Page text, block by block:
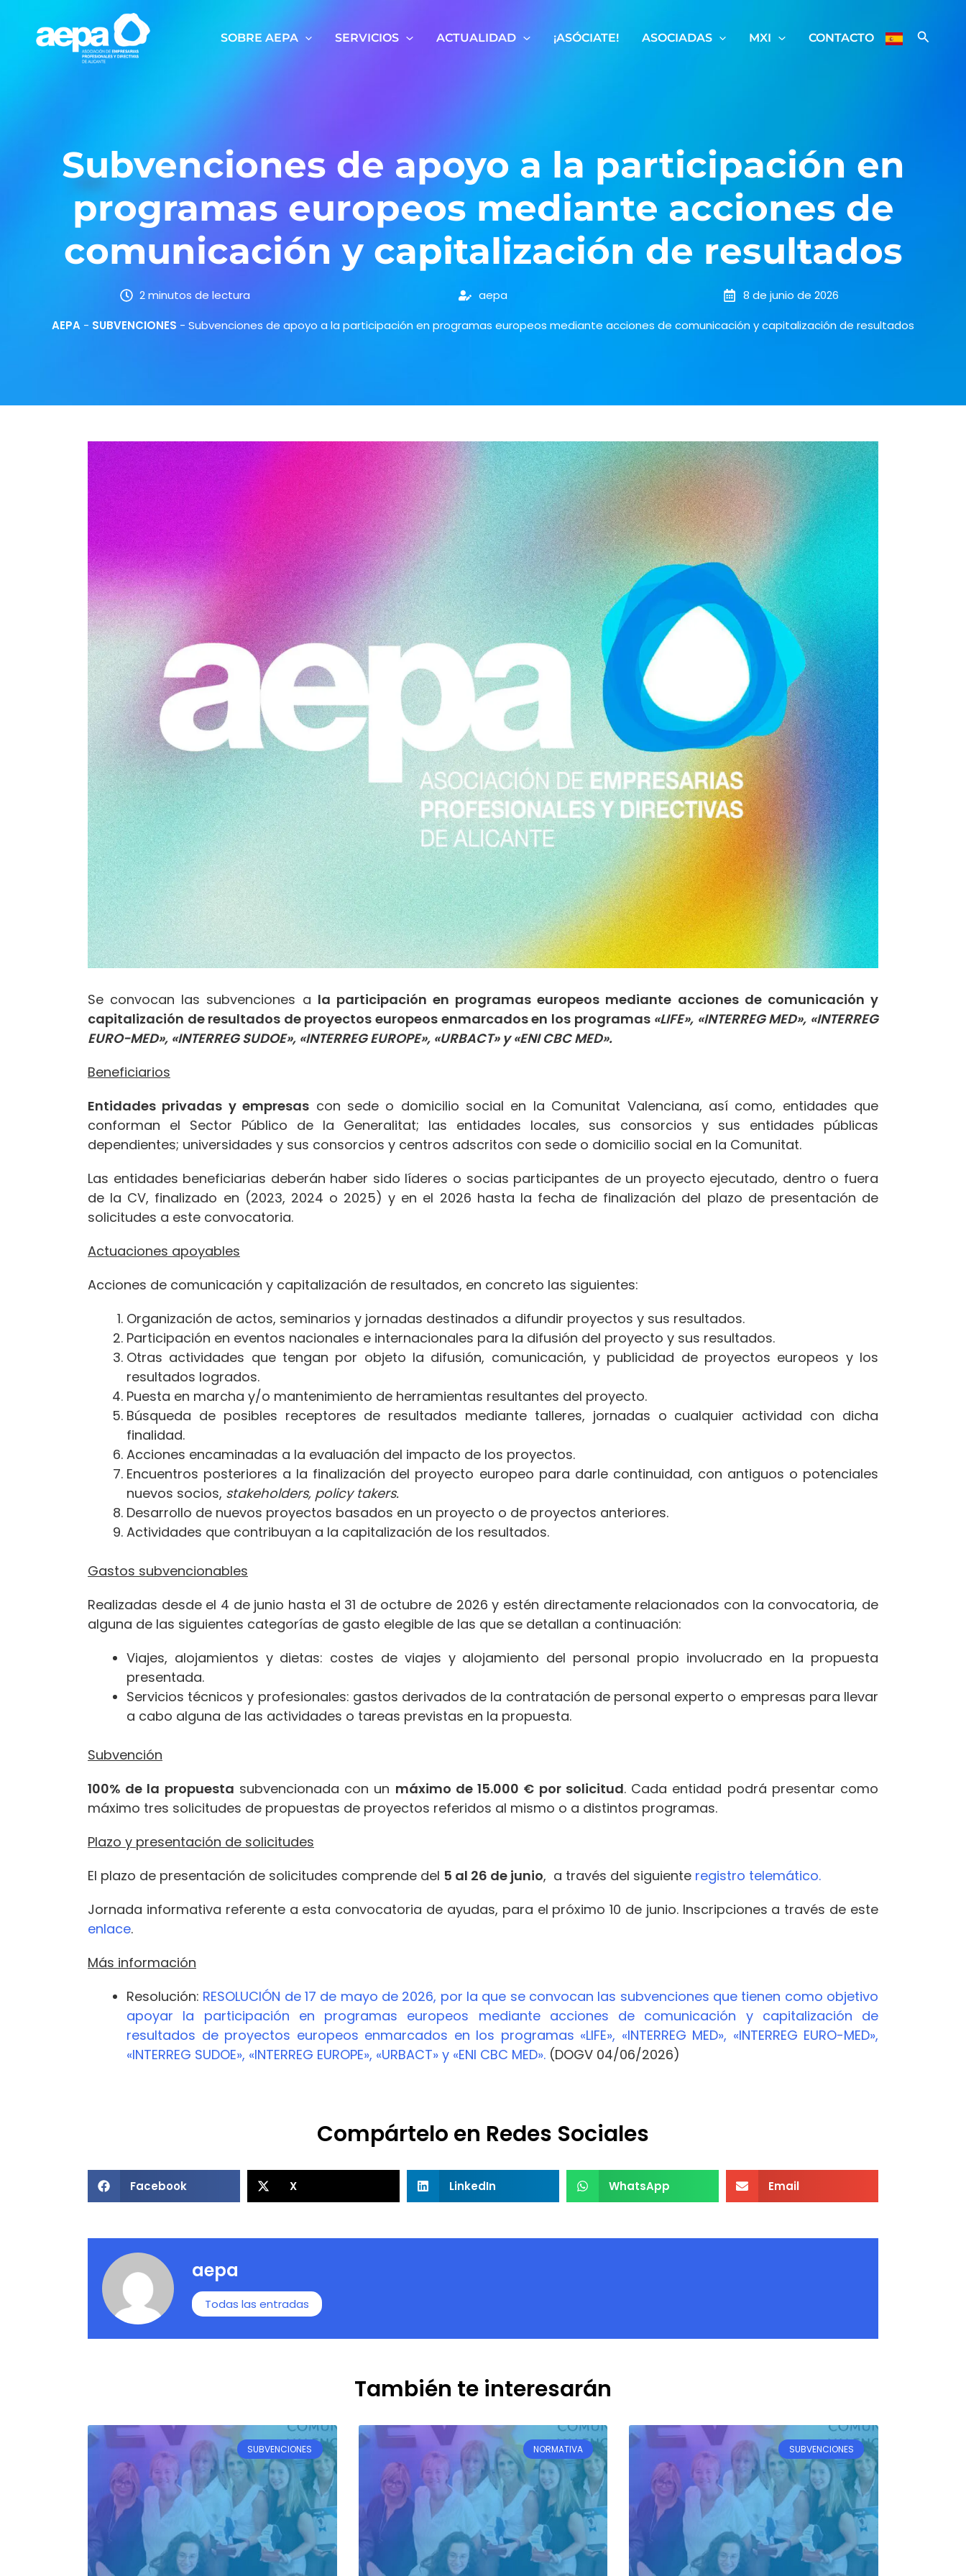
contenido
SOBRE AEPA SERVICIOS ACTUALIDAD ¡ASÓCIATE! ASOCIADAS MXI CONTACTO
Subvenciones de apoyo a la participación en
programas europeos mediante acciones de
comunicación y capitalización de resultados
2 minutos de lectura aepa
8 de junio de 2026
AEPA - SUBVENCIONES - Subvenciones de apoyo a la participación en programas europeos mediante acciones de comunicación y capitalización de resultados
Se convocan las subvenciones a la participación en programas europeos mediante acciones de comunicación y
capitalización de resultados de proyectos europeos enmarcados en los programas «LIFE», «INTERREG MED», «INTERREG
EURO-MED», «INTERREG SUDOE», «INTERREG EUROPE», «URBACT» y «ENI CBC MED».
Beneficiarios
Entidades privadas y empresas con sede o domicilio social en la Comunitat Valenciana, así como, entidades que
conforman el Sector Público de la Generalitat; las entidades locales, sus consorcios y sus entidades públicas
dependientes; universidades y sus consorcios y centros adscritos con sede o domicilio social en la Comunitat.
Las entidades beneficiarias deberán haber sido líderes o socias participantes de un proyecto ejecutado, dentro o fuera
de la CV, finalizado en (2023, 2024 o 2025) y en el 2026 hasta la fecha de finalización del plazo de presentación de
solicitudes a este convocatoria.
Actuaciones apoyables
Acciones de comunicación y capitalización de resultados, en concreto las siguientes:
Organización de actos, seminarios y jornadas destinados a difundir proyectos y sus resultados.
Participación en eventos nacionales e internacionales para la difusión del proyecto y sus resultados.
Otras actividades que tengan por objeto la difusión, comunicación, y publicidad de proyectos europeos y los
resultados logrados.
Puesta en marcha y/o mantenimiento de herramientas resultantes del proyecto.
Búsqueda de posibles receptores de resultados mediante talleres, jornadas o cualquier actividad con dicha
finalidad.
Acciones encaminadas a la evaluación del impacto de los proyectos.
Encuentros posteriores a la finalización del proyecto europeo para darle continuidad, con antiguos o potenciales
nuevos socios, stakeholders, policy takers.
Desarrollo de nuevos proyectos basados en un proyecto o de proyectos anteriores.
Actividades que contribuyan a la capitalización de los resultados.
Gastos subvencionables
Realizadas desde el 4 de junio hasta el 31 de octubre de 2026 y estén directamente relacionados con la convocatoria, de
alguna de las siguientes categorías de gasto elegible de las que se detallan a continuación:
Viajes, alojamientos y dietas: costes de viajes y alojamiento del personal propio involucrado en la propuesta
presentada.
Servicios técnicos y profesionales: gastos derivados de la contratación de personal experto o empresas para llevar
a cabo alguna de las actividades o tareas previstas en la propuesta.
Subvención
100% de la propuesta subvencionada con un máximo de 15.000 € por solicitud. Cada entidad podrá presentar como
máximo tres solicitudes de propuestas de proyectos referidos al mismo o a distintos programas.
Plazo y presentación de solicitudes
El plazo de presentación de solicitudes comprende del 5 al 26 de junio, a través del siguiente registro telemático.
Jornada informativa referente a esta convocatoria de ayudas, para el próximo 10 de junio. Inscripciones a través de este
enlace.
Más información
Resolución: RESOLUCIÓN de 17 de mayo de 2026, por la que se convocan las subvenciones que tienen como objetivo
apoyar la participación en programas europeos mediante acciones de comunicación y capitalización de
resultados de proyectos europeos enmarcados en los programas «LIFE», «INTERREG MED», «INTERREG EURO-MED»,
«INTERREG SUDOE», «INTERREG EUROPE», «URBACT» y «ENI CBC MED». (DOGV 04/06/2026)
Compártelo en Redes Sociales
Facebook X LinkedIn WhatsApp Email
aepa
Todas las entradas
También te interesarán
SUBVENCIONES NORMATIVA SUBVENCIONES